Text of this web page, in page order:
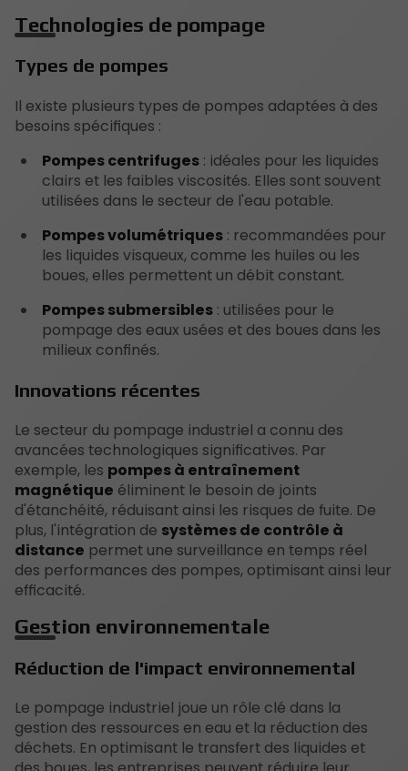
Technologies de pompage
Types de pompes
Il existe plusieurs types de pompes adaptées à des
besoins spécifiques :
Pompes centrifuges: idéales pour les liquides
clairs et les faibles viscosités. Elles sont souvent
utilisées dans le secteur de l'eau potable.
Pompes volumétriques: recommandées pour
les liquides visqueux, comme les huiles ou les
boues, elles permettent un débit constant.
Pompes submersibles: utilisées pour le
pompage des eaux usées et des boues dans les
milieux confinés.
Innovations récentes
Le secteur du pompage industriel a connu des
avancées technologiques significatives. Par
exemple, les pompes à entraînement
magnétique éliminent le besoin de joints
d'étanchéité, réduisant ainsi les risques de fuite. De
plus, l'intégration de systèmes de contrôle à
distance permet une surveillance en temps réel
des performances des pompes, optimisant ainsi leur
efficacité.
Gestion environnementale
Réduction de l'impact environnemental
Le pompage industriel joue un rôle clé dans la
gestion des ressources en eau et la réduction des
déchets. En optimisant le transfert des liquides et